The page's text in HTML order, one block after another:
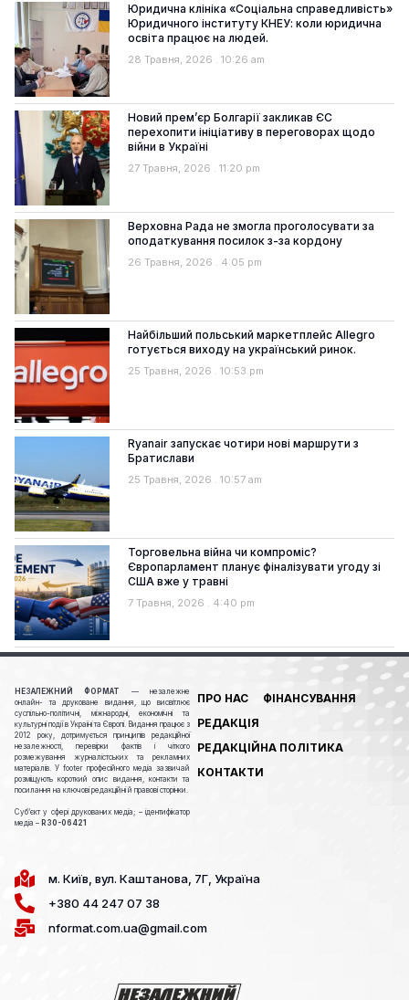
Юридична клініка «Соціальна справедливість»
Юридичного інституту КНЕУ: коли юридична
освіта працює на людей.
28 Травня, 2026 10:26 am
Новий прем’єр Болгарії закликав ЄС
перехопити ініціативу в переговорах щодо
війни в Україні
27 Травня, 2026 11:20 pm
Верховна Рада не змогла проголосувати за
оподаткування посилок з-за кордону
26 Травня, 2026 4:05 pm
Найбільший польський маркетплейс Allegro
готується виходу на український ринок.
25 Травня, 2026 10:53 pm
Ryanair запускає чотири нові маршрути з
Братислави
25 Травня, 2026 10:57 am
Торговельна війна чи компроміс?
Європарламент планує фіналізувати угоду зі
США вже у травні
7 Травня, 2026 4:40 pm
НЕЗАЛЕЖНИЙ ФОРМАТ
— незалежне
онлайн- та друковане видання, що висвітлює
суспільно-політичні, міжнародні, економічні та
культурні події в Україні та Європі. Видання працює з
2012 року, дотримується принципів редакційної
незалежності, перевірки фактів і чіткого
розмежування журналістських та рекламних
матеріалів. У footer професійного медіа зазвичай
розміщують короткий опис видання, контакти та
посилання на ключові редакційні й правові сторінки.
Cуб’єкт у сфері друкованих медіа; – ідентифікатор
медіа – R30-06421
ПРО НАС
ФІНАНСУВАННЯ
РЕДАКЦІЯ
РЕДАКЦІЙНА ПОЛІТИКА
КОНТАКТИ
м. Київ, вул. Каштанова, 7Г, Україна
+380 44 247 07 38
nformat.com.ua@gmail.com